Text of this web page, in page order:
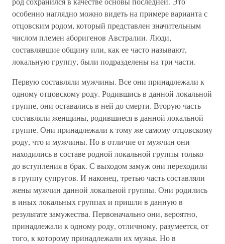
особенно наглядно можно видеть на примере варианта с
отцовским родом, который представлен значительным
числом племен аборигенов Австралии. Люди,
составлявшие общину или, как ее часто называют,
локальную группу, были подразделены на три части.
Первую составляли мужчины. Все они принадлежали к
одному отцовскому роду. Родившись в данной локальной
группе, они оставались в ней до смерти. Вторую часть
составляли женщины, родившиеся в данной локальной
группе. Они принадлежали к тому же самому отцовскому
роду, что и мужчины. Но в отличие от мужчин они
находились в составе родной локальной группы только
до вступления в брак. С выходом замуж они переходили
в группу супругов. И наконец, третью часть составляли
жены мужчин данной локальной группы. Они родились
в иных локальных группах и пришли в данную в
результате замужества. Первоначально они, вероятно,
принадлежали к одному роду, отличному, разумеется, от
того, к которому принадлежали их мужья. Но в